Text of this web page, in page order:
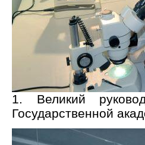
1. Великий
Государственной